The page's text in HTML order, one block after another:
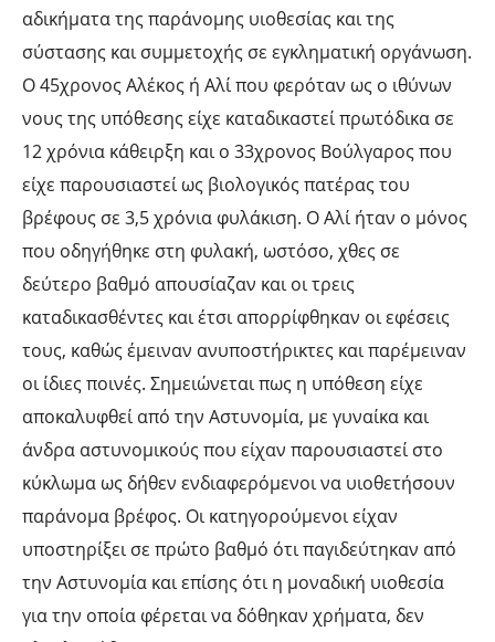
αδικήματα της παράνομης υιοθεσίας και της
σύστασης και συμμετοχής σε εγκληματική οργάνωση.
Ο 45χρονος Αλέκος ή Αλί που φερόταν ως ο ιθύνων
νους της υπόθεσης είχε καταδικαστεί πρωτόδικα σε
12 χρόνια κάθειρξη και ο 33χρονος Βούλγαρος που
είχε παρουσιαστεί ως βιολογικός πατέρας του
βρέφους σε 3,5 χρόνια φυλάκιση. Ο Aλί ήταν ο μόνος
που οδηγήθηκε στη φυλακή, ωστόσο, χθες σε
δεύτερο βαθμό απουσίαζαν και οι τρεις
καταδικασθέντες και έτσι απορρίφθηκαν οι εφέσεις
τους, καθώς έμειναν ανυποστήρικτες και παρέμειναν
οι ίδιες ποινές. Σημειώνεται πως η υπόθεση είχε
αποκαλυφθεί από την Αστυνομία, με γυναίκα και
άνδρα αστυνομικούς που είχαν παρουσιαστεί στο
κύκλωμα ως δήθεν ενδιαφερόμενοι να υιοθετήσουν
παράνομα βρέφος. Οι κατηγορούμενοι είχαν
υποστηρίξει σε πρώτο βαθμό ότι παγιδεύτηκαν από
την Αστυνομία και επίσης ότι η μοναδική υιοθεσία
για την οποία φέρεται να δόθηκαν χρήματα, δεν